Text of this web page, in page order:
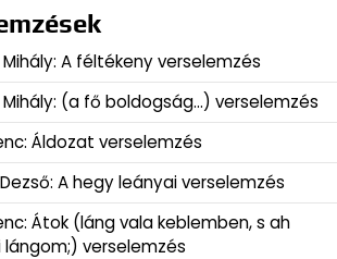
A féltékeny verselemzés
(a fő boldogság…) verselemzés
Áldozat verselemzés
A hegy leányai verselemzés
Átok (láng vala keblemben, s ah
verselemzés